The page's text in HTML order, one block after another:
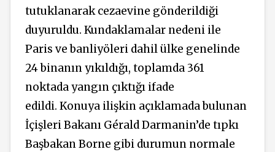
tutuklanarak cezaevine gönderildiği
duyuruldu. Kundaklamalar nedeni ile
Paris ve banliyöleri dahil ülke genelinde
24 binanın yıkıldığı, toplamda 361
noktada yangın çıktığı ifade
edildi. Konuya ilişkin açıklamada bulunan
İçişleri Bakanı Gérald Darmanin’de tıpkı
Başbakan Borne gibi durumun normale